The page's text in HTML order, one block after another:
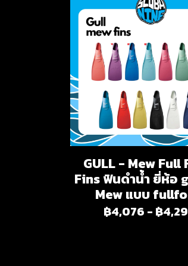
GULL - Mew Full
Fins ฟินดำน้ำ ยี่ห้อ
Mew แบบ
฿4,076 - ฿